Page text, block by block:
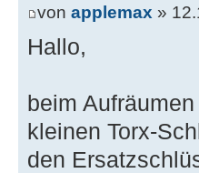
von applemax »
Hallo,
beim
kleinen Torx-
den